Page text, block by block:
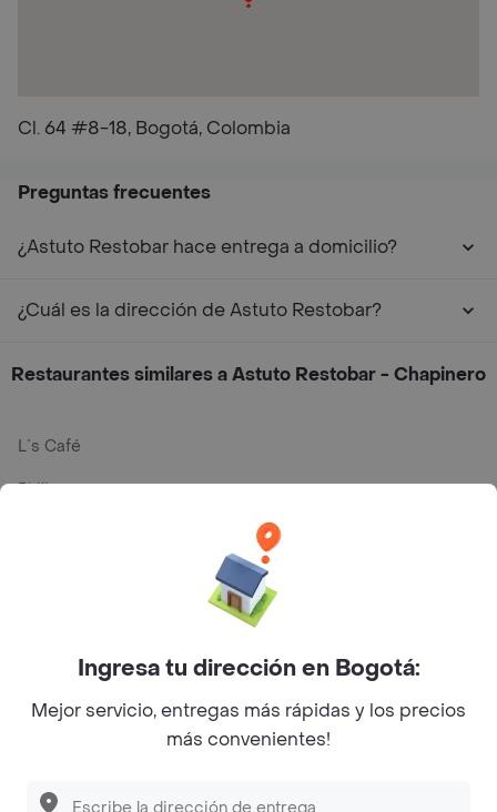
Cl. 64 #8-18, Bogotá, Colombia
Preguntas frecuentes
¿Astuto Restobar hace entrega a domicilio?
¿Cuál es la dirección de Astuto Restobar?
Restaurantes similares a Astuto Restobar - Chapinero
L´s Café
Philippe
Myriam Camhi Co
Magnifique
Empanaditas de Pipian - Empanadas
Desayunadero de la 42
Ingresa tu dirección en Bogotá:
Mejor servicio, entregas más rápidas y los precios
más convenientes!